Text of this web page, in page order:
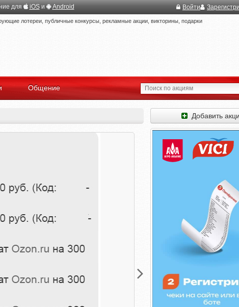
для iOSи Android Войти
лотереи, публичные конкурсы, рекламные акции, викторины, подарки
Общение
Добавить